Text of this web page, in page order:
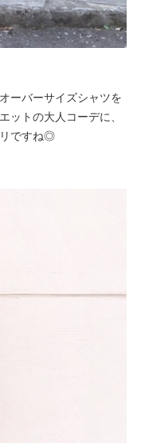
ーバーサイズシャツを
ットの大人コーデに、
リですね◎